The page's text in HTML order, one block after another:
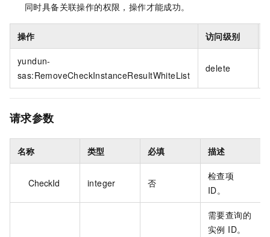
同时具备关联操作的权限，操作才能成功。
操作 访问级别
yundun-
sas:RemoveCheckInstanceResultWhiteList
delete
请求参数
名称 类型 必填 描述
CheckId integer 否
检查项
ID。
需要查询的
实例 ID。